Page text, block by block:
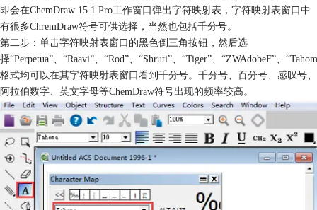
即会在ChemDraw 15.1 Pro工作窗口弹出字符映射表，字符映射表窗口中
有很多ChremDraw符号可供选择，当然也包括千分号。
第二步：单击字符映射表窗口的黑色倒三角按钮，然后选
择“Perpetua”、“Raavi”、“Rod”、“Shruti”、“Tiger”、“ZWAdobeF”、
格式均可以在其字符映射表窗口看到千分号。千分号、百分号、感叹号、
阿拉伯数字、英文字母等ChemDraw符号出现的频率较高。